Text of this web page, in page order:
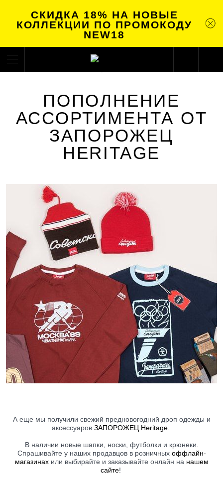
СКИДКА 18% НА НОВЫЕ
КОЛЛЕКЦИИ ПО ПРОМОКОДУ
NEW18
ПОПОЛНЕНИЕ
АССОРТИМЕНТА ОТ
ЗАПОРОЖЕЦ
HERITAGE
А еще мы получили свежий предновогодний дроп одежды и
аксессуаров ЗАПОРОЖЕЦ Heritage.
В наличии новые шапки, носки, футболки и крюнеки.
Спрашивайте у наших продавцов в розничных оффлайн-
магазинахили выбирайте и заказывайте онлайн на нашем
сайте!